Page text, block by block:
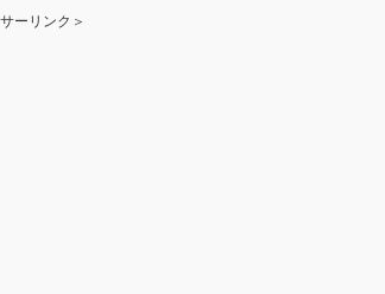
ーリンク＞